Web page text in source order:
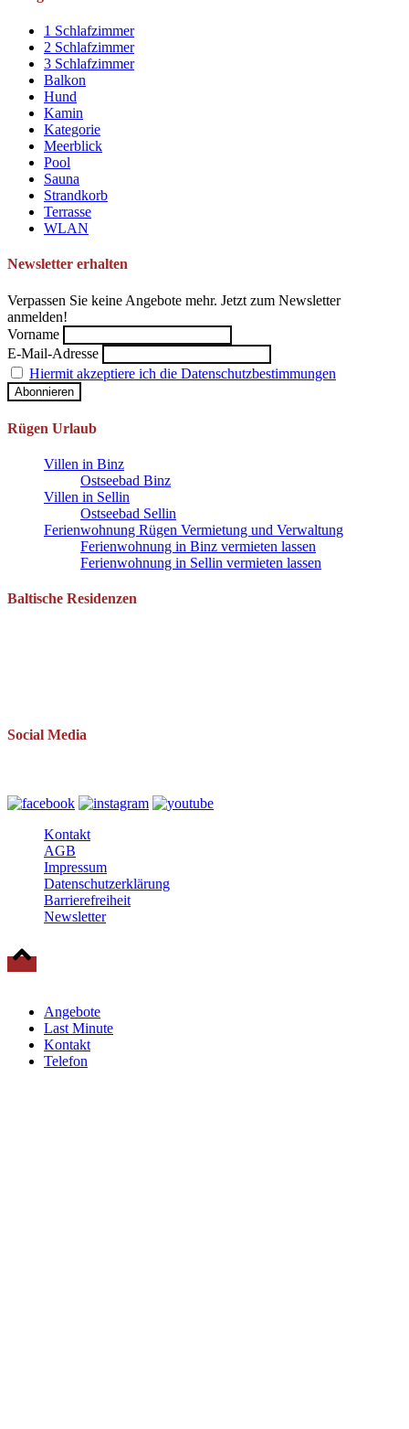
1 Schlafzimmer
2 Schlafzimmer
3 Schlafzimmer
Balkon
Hund
Kamin
Kategorie
Meerblick
Pool
Sauna
Strandkorb
Terrasse
WLAN
Newsletter erhalten
Verpassen Sie keine Angebote mehr. Jetzt zum Newsletter
anmelden!
Vorname
E-Mail-Adresse
Hiermit akzeptiere ich die Datenschutzbestimmungen
Rügen Urlaub
Villen in Binz
Ostseebad Binz
Villen in Sellin
Ostseebad Sellin
Ferienwohnung Rügen Vermietung und Verwaltung
Ferienwohnung in Binz vermieten lassen
Ferienwohnung in Sellin vermieten lassen
Baltische Residenzen
Social Media
Kontakt
AGB
Impressum
Datenschutzerklärung
Barrierefreiheit
Newsletter
Angebote
Last Minute
Kontakt
Telefon